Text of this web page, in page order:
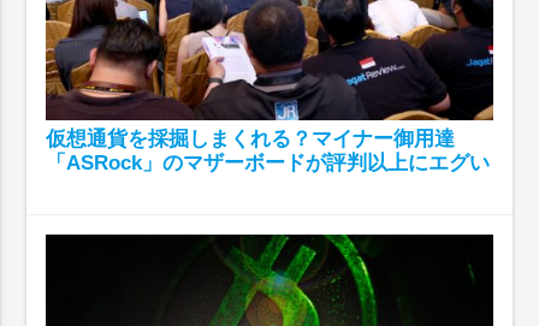
仮想通貨を採掘しまくれる？マイナー御用達
「ASRock」のマザーボードが評判以上にエグい